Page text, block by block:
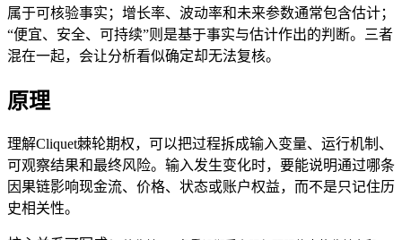
属于可核验事实；增长率、波动率和未来参数通常包含估计；
“便宜、安全、可持续”则是基于事实与估计作出的判断。三者
混在一起，会让分析看似确定却无法复核。
原理
理解Cliquet棘轮期权，可以把过程拆成输入变量、运行机制、
可观察结果和最终风险。输入发生变化时，要能说明通过哪条
因果链影响现金流、价格、状态或账户权益，而不是只记住历
史相关性。